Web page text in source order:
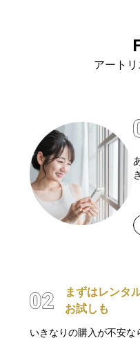
アート
まずはレンタ
お試しも
いきなりの購入が不安な